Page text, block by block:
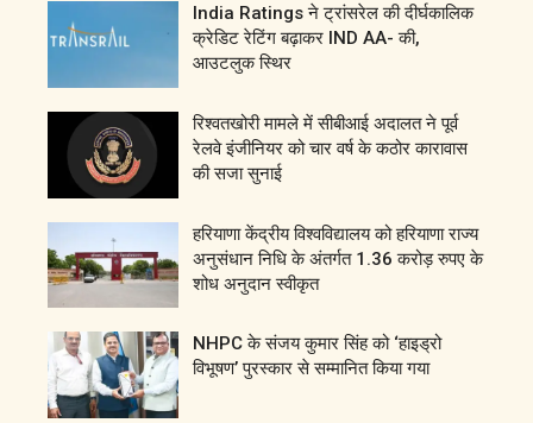
India Ratings ने ट्रांसरेल की दीर्घकालिक
क्रेडिट रेटिंग बढ़ाकर IND AA- की,
आउटलुक स्थिर
रिश्वतखोरी मामले में सीबीआई अदालत ने पूर्व
रेलवे इंजीनियर को चार वर्ष के कठोर कारावास
की सजा सुनाई
हरियाणा केंद्रीय विश्वविद्यालय को हरियाणा राज्य
अनुसंधान निधि के अंतर्गत 1.36 करोड़ रुपए के
शोध अनुदान स्वीकृत
NHPC के संजय कुमार सिंह को ‘हाइड्रो
विभूषण’ पुरस्कार से सम्मानित किया गया